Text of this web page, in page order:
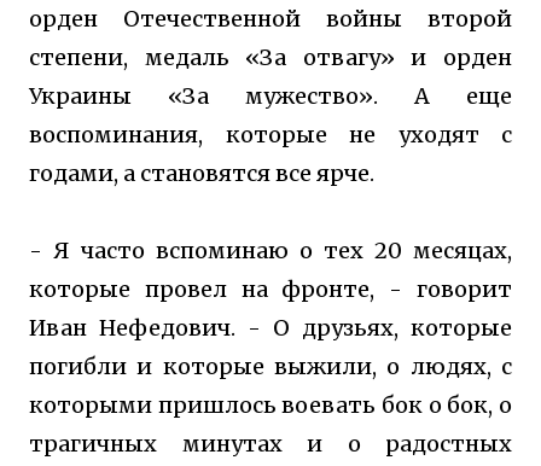
орден Отечественной войны второй
степени, медаль «За отвагу» и орден
Украины «За мужество». А еще
воспоминания, которые не уходят с
годами, а становятся все ярче.
- Я часто вспоминаю о тех 20 месяцах,
которые провел на фронте, - говорит
Иван Нефедович. - О друзьях, которые
погибли и которые выжили, о людях, с
которыми пришлось воевать бок о бок, о
трагичных минутах и о радостных